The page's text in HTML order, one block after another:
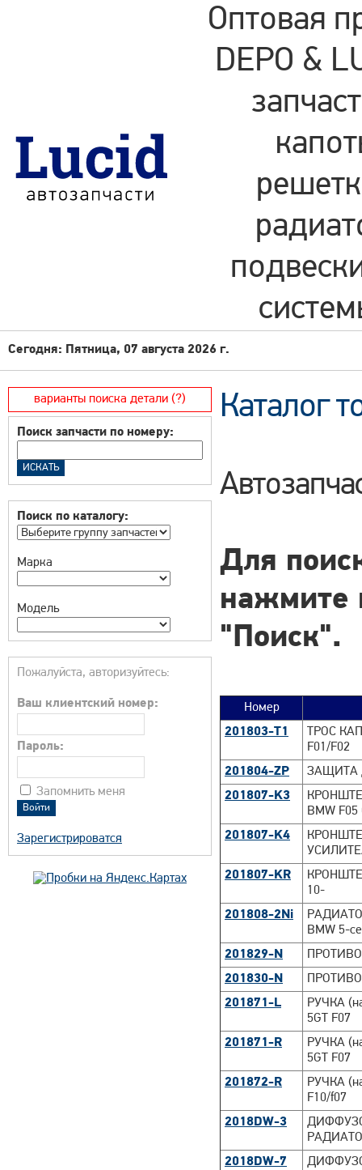
Оптовая
DEPO &
Сегодня: Пятница, 07 августа 2026 г.
варианты поиска детали (?)
Поиск запчасти по номеру:
Поиск по каталогу:
Марка
Модель
Пожалуйста, авторизуйтесь:
Ваш клиентский номер:
Пароль:
Запомнить меня
Зарегистрироватся
Каталог
Для
нажмите
"Поиск".
Номер
201803-T1
ТРОС
F01/F02
201804-ZP
ЗАЩИТА
201807-K3
BMW
201807-K4
201807-KR
10-
201808-2Ni
BMW 5-
201829-N
201830-N
201871-L
РУЧКА
5GT F07
201871-R
РУЧКА
5GT F07
201872-R
РУЧКА
F10/f07
2018DW-3
2018DW-7